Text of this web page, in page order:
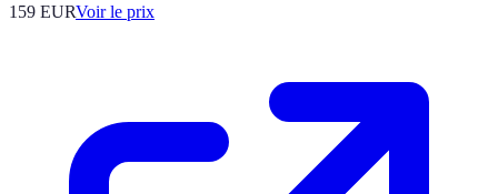
159 EURVoir le prix